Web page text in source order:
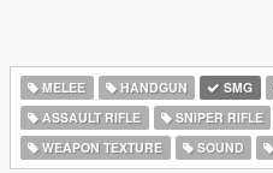
MELEE HANDGUN SMG
ASSAULT RIFLE
SNIPER RIFLE
WEAPON TEXTURE
SOUND